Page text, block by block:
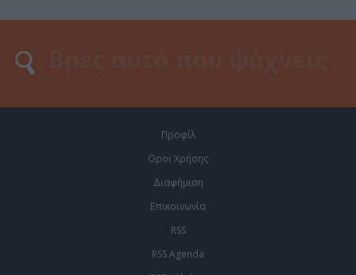
Προφίλ
Οροι Χρήσης
Διαφήμιση
Επικοινωνία
RSS
RSS Agenda